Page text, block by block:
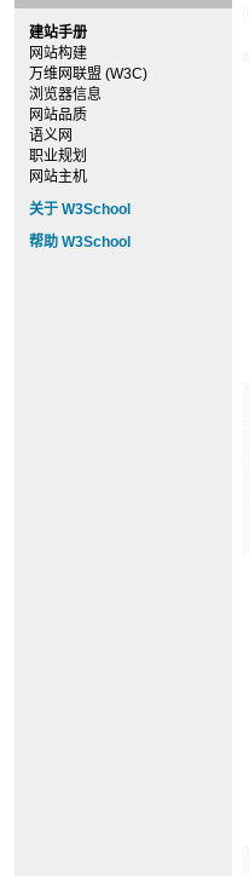
建站手册
网站构建
万维网联盟 (W3C)
浏览器信息
网站品质
语义网
职业规划
网站主机
关于 W3School
帮助 W3School